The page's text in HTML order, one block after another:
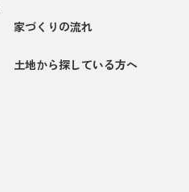
家づくりの流れ
土地から探している方へ